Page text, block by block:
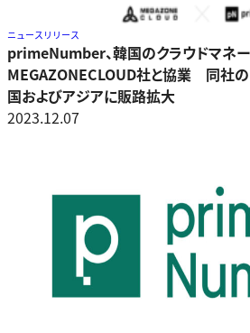
ニュースリリース
primeNumber、韓国のクラウドマネ
MEGAZONECLOUD社と協業 同社の
国およびアジアに販路拡大
2023.12.07